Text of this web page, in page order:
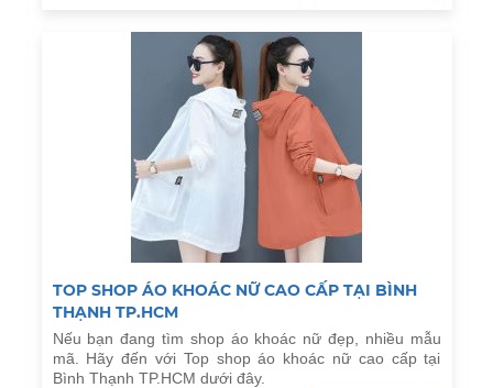
TOP SHOP ÁO KHOÁC NỮ CAO CẤP TẠI BÌNH
THẠNH TP.HCM
Nếu bạn đang tìm shop áo khoác nữ đẹp, nhiều mẫu
mã. Hãy đến với Top shop áo khoác nữ cao cấp tại
Bình Thạnh TP.HCM dưới đây.